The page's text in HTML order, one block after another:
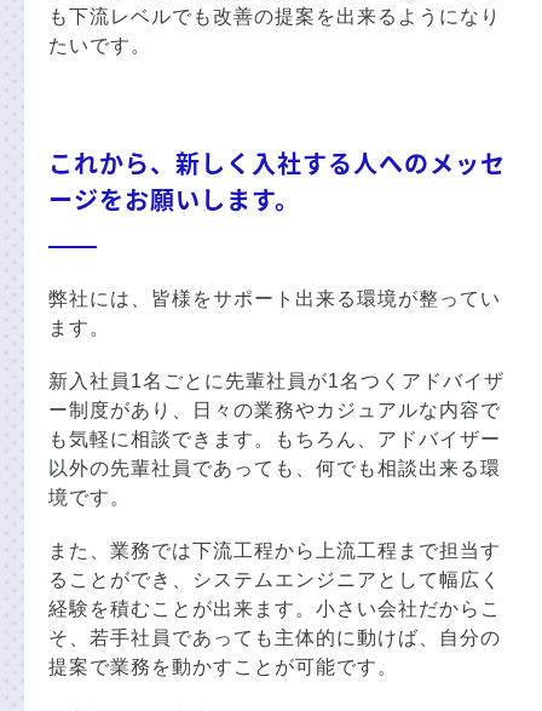
も下流レベルでも改善の提案を出来るようになり
たいです。
これから、新しく入社する人へのメッセ
ージをお願いします。
弊社には、皆様をサポート出来る環境が整ってい
ます。
新入社員1名ごとに先輩社員が1名つくアドバイザ
ー制度があり、日々の業務やカジュアルな内容で
も気軽に相談できます。もちろん、アドバイザー
以外の先輩社員であっても、何でも相談出来る環
境です。
また、業務では下流工程から上流工程まで担当す
ることができ、システムエンジニアとして幅広く
経験を積むことが出来ます。小さい会社だからこ
そ、若手社員であっても主体的に動けば、自分の
提案で業務を動かすことが可能です。